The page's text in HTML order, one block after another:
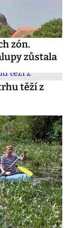
zón.
zůstala
těží z